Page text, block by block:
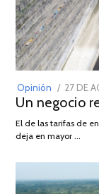
Opinión
POSTED
ON
27 DE
Un negocio
El de las tarifas de
deja en mayor …